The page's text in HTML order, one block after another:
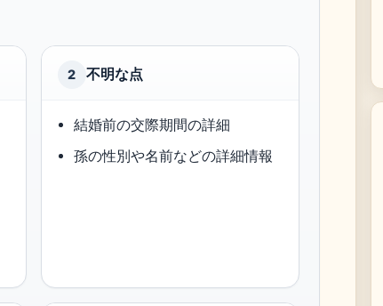
2 不明な点
結婚前の交際期間の詳細
孫の性別や名前などの詳細情報